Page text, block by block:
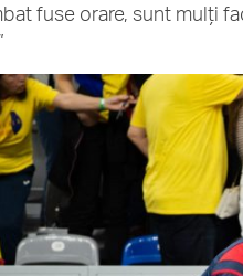
fuse orare, sunt mulți